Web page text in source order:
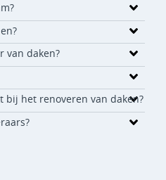
van daken?
bij het renoveren van daken?